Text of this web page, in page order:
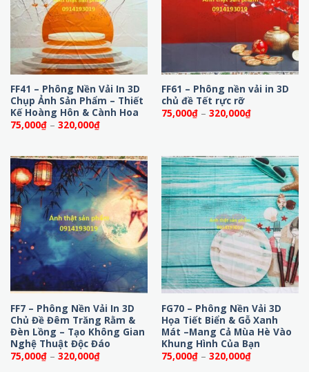
FF41 – Phông Nền Vải In 3D
Chụp Ảnh Sản Phẩm – Thiết
Kế Hoàng Hôn & Cành Hoa
75,000₫ – 320,000₫Khoảng
giá:
đến
320,000₫
FF61 – Phông nền vải in 3D
chủ đề Tết rực rỡ
75,000₫ – 320,000₫Khoảng
giá:
320,000₫
FF7 – Phông Nền Vải In 3D
Chủ Đề Đêm Trăng Rằm &
Đèn Lồng – Tạo Không Gian
Nghệ Thuật Độc Đáo
75,000₫ – 320,000₫Khoảng
giá:
FG70 – Phông Nền Vải 3D
Họa Tiết Biển & Gỗ Xanh
Mát –Mang Cả Mùa Hè Vào
Khung Hình Của Bạn
75,000₫ – 320,000₫Khoảng
giá: